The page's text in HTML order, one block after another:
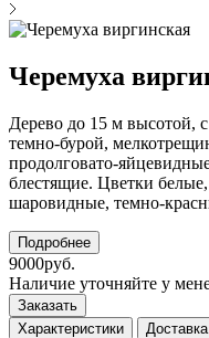
Черемуха
Дерево до 15 м высотой,
темно-бурой,
продолговато-
блестящие. Цветки
шаровидные, темно-
Подробнее
9000руб.
Наличие уточняйте у
Заказать
Характеристики